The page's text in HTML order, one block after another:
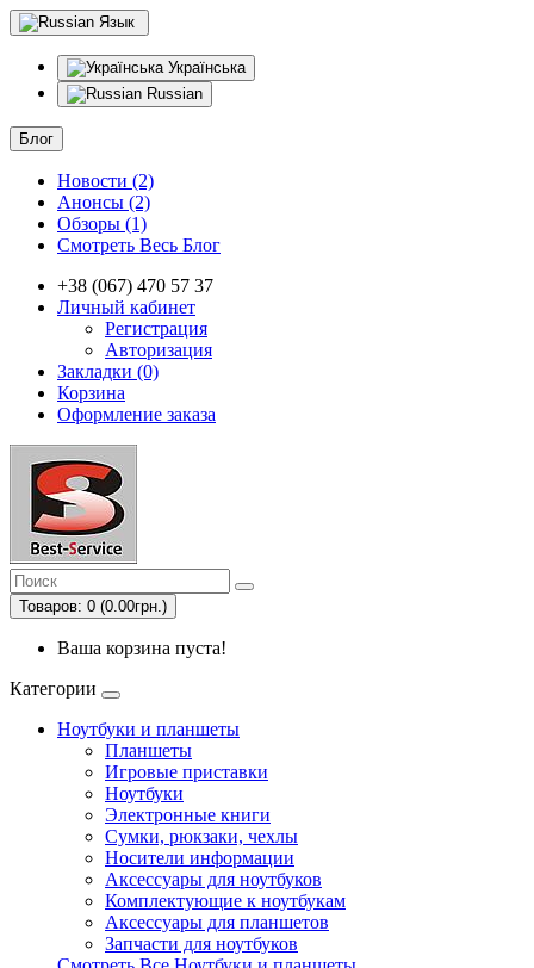
Язык
Українська
Russian
Блог
Новости (2)
Анонсы (2)
Обзоры (1)
Смотреть Весь Блог
+38 (067) 470 57 37
Личный кабинет
Регистрация
Авторизация
Закладки (0)
Корзина
Оформление заказа
Товаров: 0 (0.00грн.)
Ваша корзина пуста!
Категории
Ноутбуки и планшеты
Планшеты
Игровые приставки
Ноутбуки
Электронные книги
Сумки, рюкзаки, чехлы
Носители информации
Аксессуары для ноутбуков
Комплектующие к ноутбукам
Аксессуары для планшетов
Запчасти для ноутбуков